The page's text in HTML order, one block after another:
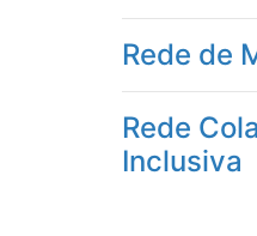
Rede de
Rede
Inclusiva